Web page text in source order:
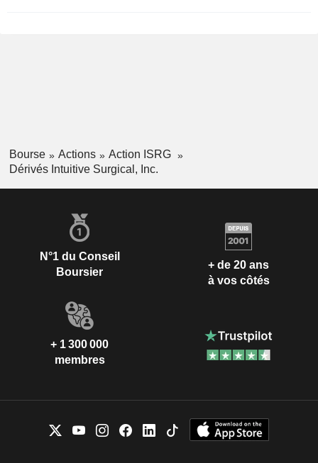
Bourse Actions
Action ISRG
Dérivés Intuitive Surgical, Inc.
N°1 du Conseil
Boursier
+ de 20 ans
à vos côtés
+ 1 300 000
membres